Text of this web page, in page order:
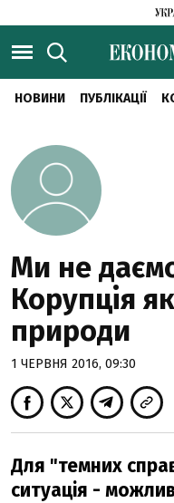
НОВИНИ ПУБЛІКАЦІЇ
Ми не
Корупція
природи
1 ЧЕРВНЯ 2016, 09:30
Для "темних
ситуація -